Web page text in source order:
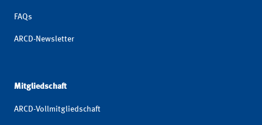
FAQs
ARCD-Newsletter
Mitgliedschaft
ARCD-Vollmitgliedschaft